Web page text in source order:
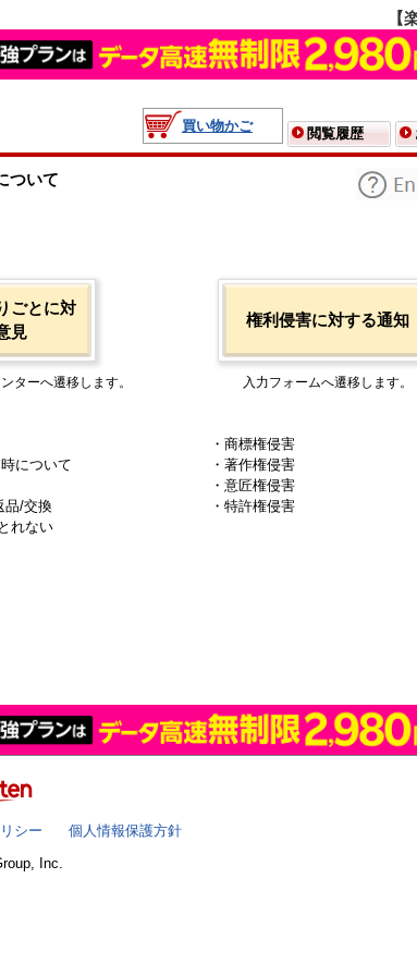
【
買い物かご
閲覧履歴
ついて
ごとに対
見
ターへ遷移します。
について
品/交換
れない
権利侵害に対する通知
入力フォームへ遷移します。
・商標権侵害
・著作権侵害
・意匠権侵害
・特許権侵害
シー
個人情報保護方針
Inc.